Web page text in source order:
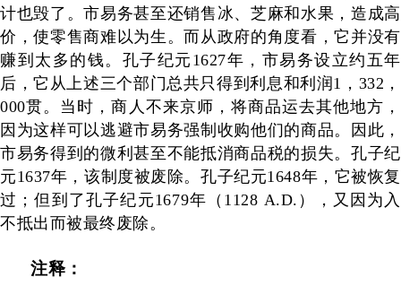
计也毁了。市易务甚至还销售冰、芝麻和水果，造成高
价，使零售商难以为生。而从政府的角度看，它并没有
赚到太多的钱。孔子纪元 1627年，市易务设立约五年
后，它从上述三个部门总共只得到利息和利润1 ， 332 ，
000贯。当时，商人不来京师，将商品运去其他地方，
因为这样可以逃避市易务强制收购他们的商品。因此，
市易务得到的微利甚至不能抵消商品税的损失。孔子纪
元1637年，该制度被废除。孔子纪元1648年，它被恢复
过；但到了孔子纪元1679年（ 1128 A.D. ），又因为入
不抵出而被最终废除。
注释：